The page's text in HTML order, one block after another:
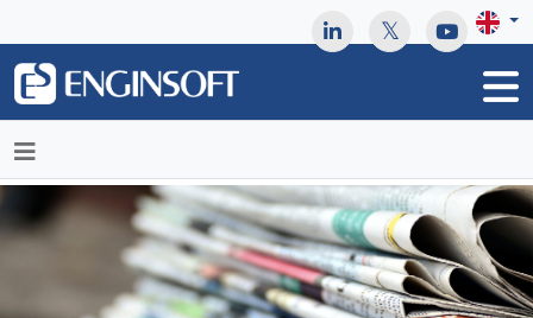
May we use cookies to track your activities? We take your
privacy very seriously. Please see our privacy policy for details
and any questions.